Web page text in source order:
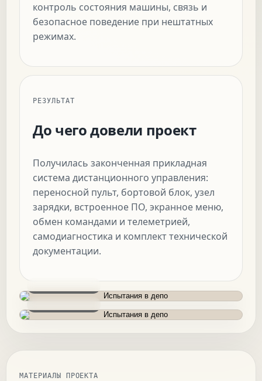
контроль состояния машины, связь и
безопасное поведение при нештатных
режимах.
РЕЗУЛЬТАТ
До чего довели проект
Получилась законченная прикладная
система дистанционного управления:
переносной пульт, бортовой блок, узел
зарядки, встроенное ПО, экранное меню,
обмен командами и телеметрией,
самодиагностика и комплект технической
документации.
МАТЕРИАЛЫ ПРОЕКТА